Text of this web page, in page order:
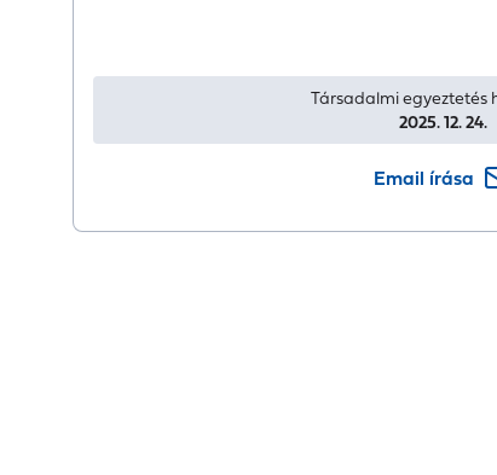
Társadalmi egyeztetés
2025. 12. 24.
Email írása